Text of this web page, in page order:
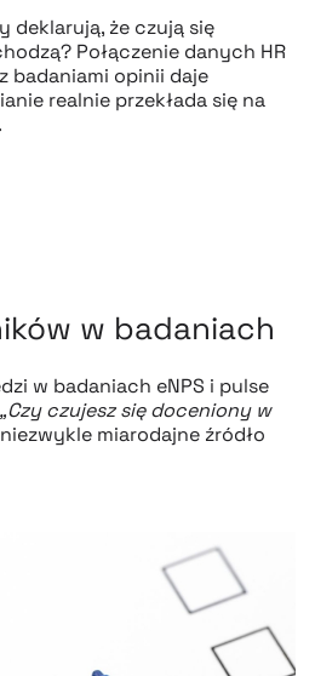
deklarują, że czują się
Połączenie danych HR
badaniami opinii daje
realnie przekłada się na
w badaniach
w badaniach eNPS i pulse
„Czy czujesz się doceniony w
miarodajne źródło